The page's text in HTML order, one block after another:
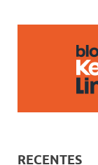
o A
p
p
RECENTES